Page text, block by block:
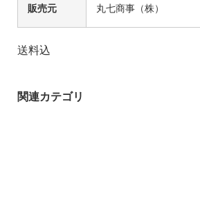
販売元 丸七商事（株）
送料込